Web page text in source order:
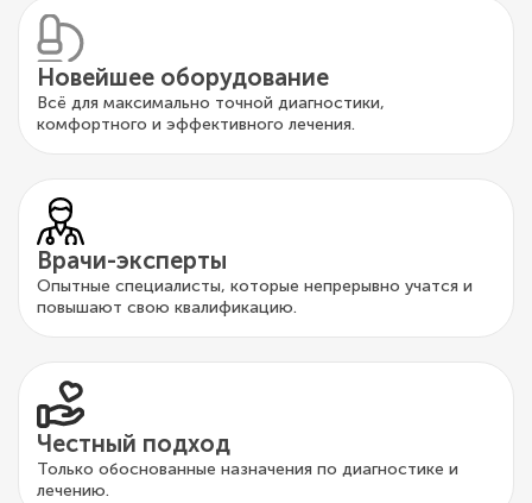
Новейшее оборудование
Всё для максимально точной диагностики,
комфортного и эффективного лечения.
Врачи-эксперты
Опытные специалисты, которые непрерывно учатся и
повышают свою квалификацию.
Честный подход
Только обоснованные назначения по диагностике и
лечению.